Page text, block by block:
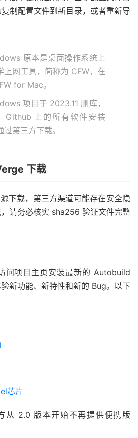
制配置文件到新目录，或者重新导
原本是桌面操作系统上
上网工具，简称为 CFW，在
for Mac。
项目于 2023.11 删库，
Github 上的所有软件安装
第三方下载。
下载
下载，第三方渠道可能存在安全隐
请务必核实 sha256 验证文件完整
问项目主页安装最新的 Autobuild
新功能、新特性和新的 Bug。以下
芯片
从 2.0 版本开始不再提供便携版